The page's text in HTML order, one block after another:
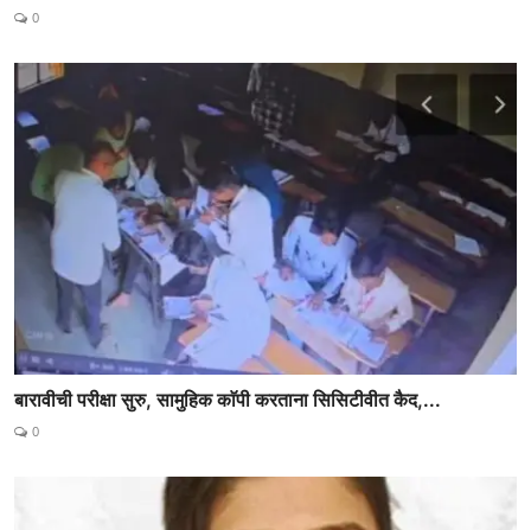
0
बारावीची परीक्षा सुरु, सामुहिक काॅपी करताना सिसिटीवीत कैद,...
0